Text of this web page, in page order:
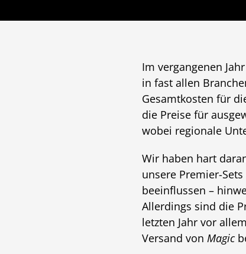
Im vergangenen
in fast allen
Gesamtkosten für
die Preise für
wobei regionale
Wir haben hart
unsere Premier-
beeinflussen –
Allerdings sind die
letzten Jahr vor
Versand von Magic